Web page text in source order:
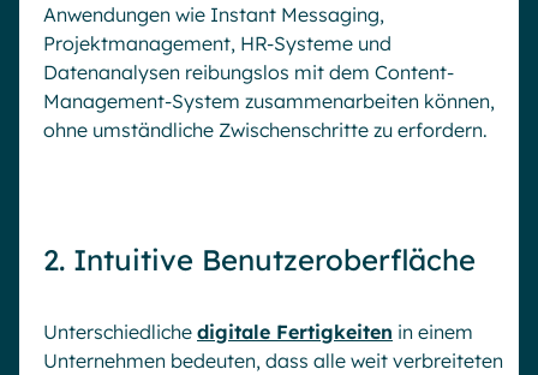
Anwendungen wie Instant Messaging,
Projektmanagement, HR-Systeme und
Datenanalysen reibungslos mit dem Content-
Management-System zusammenarbeiten können,
ohne umständliche Zwischenschritte zu erfordern.
2. Intuitive Benutzeroberfläche
Unterschiedliche digitale Fertigkeiten in einem
Unternehmen bedeuten, dass alle weit verbreiteten